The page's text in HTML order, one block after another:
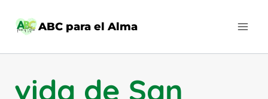
ABC para el Alma
vida de San